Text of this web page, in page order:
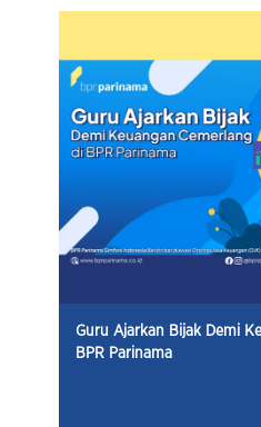
Guru Ajarkan Bijak Demi
BPR Parinama